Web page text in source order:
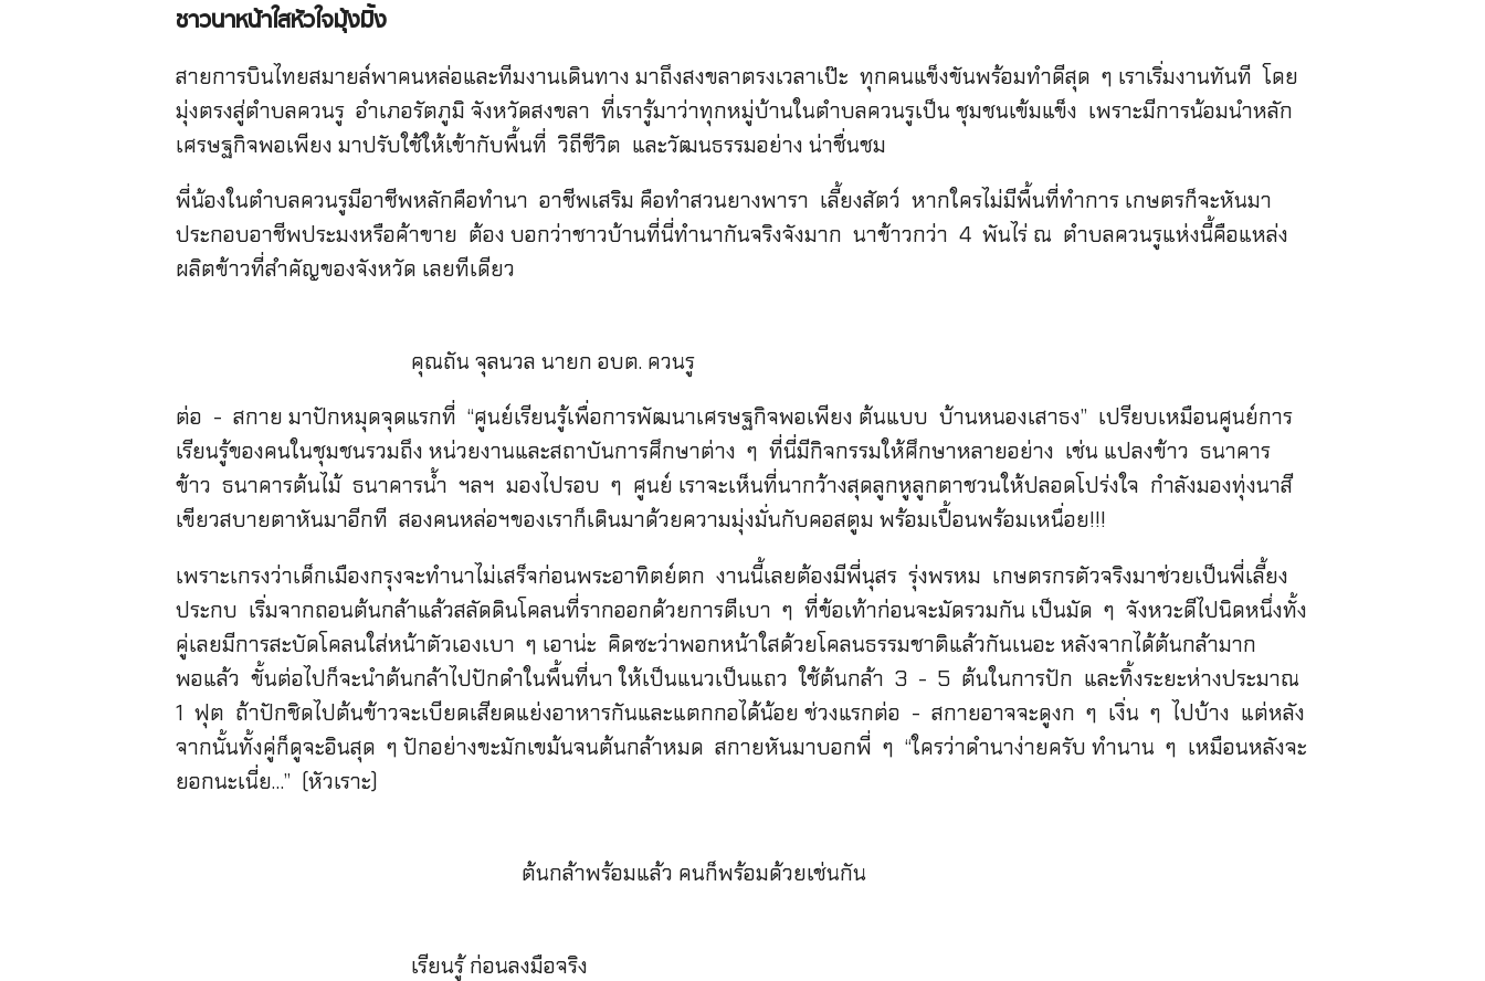
ชาวนาหน้าใสหัวใจมุ้งมิ้ง
สายการบินไทยสมายล์พาคนหล่อและทีมงานเดินทาง มาถึงสงขลาตรงเวลาเป๊ะ ทุกคนแข็งขันพร้อมทำดีสุด ๆ เราเริ่มงานทันที โดย
มุ่งตรงสู่ตำบลควนรู อำเภอรัตภูมิ จังหวัดสงขลา ที่เรารู้มาว่าทุกหมู่บ้านในตำบลควนรูเป็น ชุมชนเข้มแข็ง เพราะมีการน้อมนำหลัก
เศรษฐกิจพอเพียง มาปรับใช้ให้เข้ากับพื้นที่ วิถีชีวิต และวัฒนธรรมอย่าง น่าชื่นชม
พี่น้องในตำบลควนรูมีอาชีพหลักคือทำนา อาชีพเสริม คือทำสวนยางพารา เลี้ยงสัตว์ หากใครไม่มีพื้นที่ทำการ เกษตรก็จะหันมา
ประกอบอาชีพประมงหรือค้าขาย ต้อง บอกว่าชาวบ้านที่นี่ทำนากันจริงจังมาก นาข้าวกว่า 4 พันไร่ ณ ตำบลควนรูแห่งนี้คือแหล่ง
ผลิตข้าวที่สำคัญของจังหวัด เลยทีเดียว
คุณถัน จุลนวล นายก อบต. ควนรู
ต่อ - สกาย มาปักหมุดจุดแรกที่ “ศูนย์เรียนรู้เพื่อการพัฒนาเศรษฐกิจพอเพียง ต้นแบบ บ้านหนองเสาธง” เปรียบเหมือนศูนย์การ
เรียนรู้ของคนในชุมชนรวมถึง หน่วยงานและสถาบันการศึกษาต่าง ๆ ที่นี่มีกิจกรรมให้ศึกษาหลายอย่าง เช่น แปลงข้าว ธนาคาร
ข้าว ธนาคารต้นไม้ ธนาคารน้ำ ฯลฯ มองไปรอบ ๆ ศูนย์ เราจะเห็นที่นากว้างสุดลูกหูลูกตาชวนให้ปลอดโปร่งใจ กำลังมองทุ่งนาสี
เขียวสบายตาหันมาอีกที สองคนหล่อฯของเราก็เดินมาด้วยความมุ่งมั่นกับคอสตูม พร้อมเปื้อนพร้อมเหนื่อย!!!
เพราะเกรงว่าเด็กเมืองกรุงจะทำนาไม่เสร็จก่อนพระอาทิตย์ตก งานนี้เลยต้องมีพี่นุสร รุ่งพรหม เกษตรกรตัวจริงมาช่วยเป็นพี่เลี้ยง
ประกบ เริ่มจากถอนต้นกล้าแล้วสลัดดินโคลนที่รากออกด้วยการตีเบา ๆ ที่ข้อเท้าก่อนจะมัดรวมกัน เป็นมัด ๆ จังหวะดีไปนิดหนึ่งทั้ง
คู่เลยมีการสะบัดโคลนใส่หน้าตัวเองเบา ๆ เอาน่ะ คิดซะว่าพอกหน้าใสด้วยโคลนธรรมชาติแล้วกันเนอะ หลังจากได้ต้นกล้ามาก
พอแล้ว ขั้นต่อไปก็จะนำต้นกล้าไปปักดำในพื้นที่นา ให้เป็นแนวเป็นแถว ใช้ต้นกล้า 3 - 5 ต้นในการปัก และทิ้งระยะห่างประมาณ
1 ฟุต ถ้าปักชิดไปต้นข้าวจะเบียดเสียดแย่งอาหารกันและแตกกอได้น้อย ช่วงแรกต่อ - สกายอาจจะดูงก ๆ เงิ่น ๆ ไปบ้าง แต่หลัง
จากนั้นทั้งคู่ก็ดูจะอินสุด ๆ ปักอย่างขะมักเขม้นจนต้นกล้าหมด สกายหันมาบอกพี่ ๆ “ใครว่าดำนาง่ายครับ ทำนาน ๆ เหมือนหลังจะ
ยอกนะเนี่ย…” (หัวเราะ)
ต้นกล้าพร้อมแล้ว คนก็พร้อมด้วยเช่นกัน
เรียนรู้ ก่อนลงมือจริง